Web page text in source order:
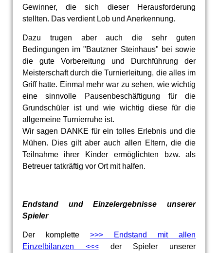
Gewinner, die sich dieser Herausforderung
stellten. Das verdient Lob und Anerkennung.
Dazu trugen aber auch die sehr guten
Bedingungen im "Bautzner Steinhaus" bei sowie
die gute Vorbereitung und Durchführung der
Meisterschaft durch die Turnierleitung, die alles im
Griff hatte. Einmal mehr war zu sehen, wie wichtig
eine sinnvolle Pausenbeschäftigung für die
Grundschüler ist und wie wichtig diese für die
allgemeine Turnierruhe ist.
Wir sagen DANKE für ein tolles Erlebnis und die
Mühen. Dies gilt aber auch allen Eltern, die die
Teilnahme ihrer Kinder ermöglichten bzw. als
Betreuer tatkräftig vor Ort mit halfen.
Endstand und Einzelergebnisse unserer
Spieler
Der komplette >>> Endstand mit allen
Einzelbilanzen <<<der Spieler unserer